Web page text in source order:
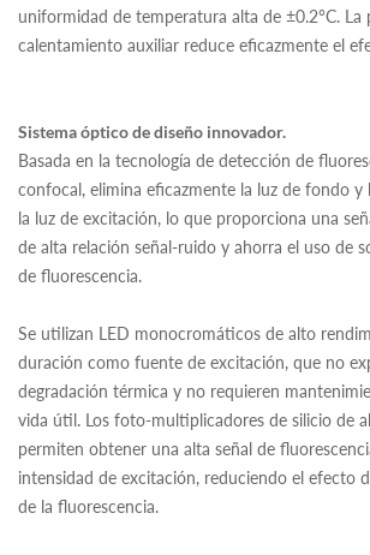
uniformidad de temperatura alta de ±0.2°C. La
calentamiento auxiliar reduce eficazmente el
Sistema óptico de diseño innovador.
Basada en la tecnología de detección de
confocal, elimina eficazmente la luz de fondo y
la luz de excitación, lo que proporciona una
de alta relación señal-ruido y ahorra el uso de
de fluorescencia.
Se utilizan LED monocromáticos de alto
duración como fuente de excitación, que no
degradación térmica y no requieren
vida útil. Los foto-multiplicadores de silicio de
permiten obtener una alta señal de
intensidad de excitación, reduciendo el efecto
de la fluorescencia.